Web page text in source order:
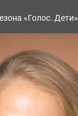
«Голос. Дети»